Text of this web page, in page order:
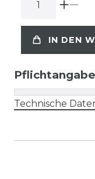
IN DEN
Technische